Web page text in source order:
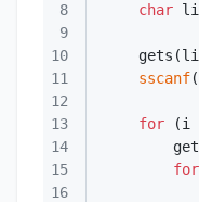
8
char
9
10
11
sscanf
12
13
for (i
14
15
for
16